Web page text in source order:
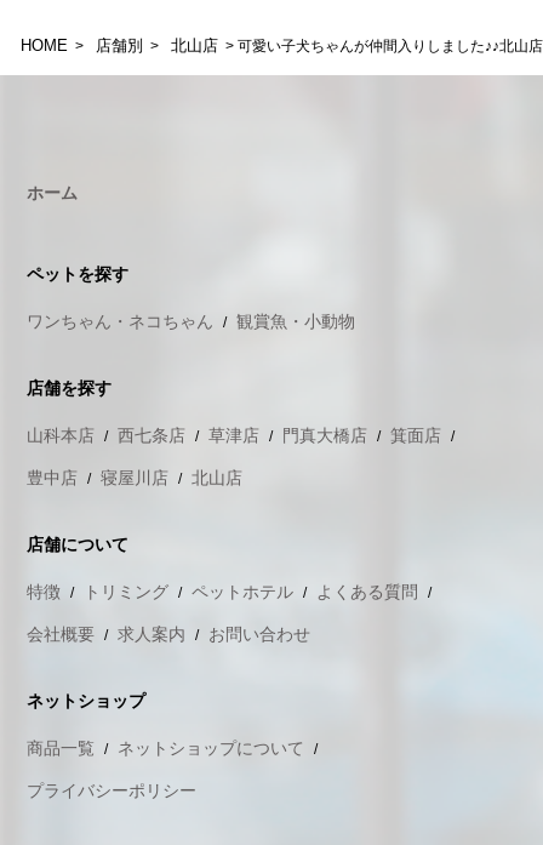
HOME > 店舗別 > 北山店 > 可愛い子犬ちゃんが仲間入りしました♪♪北山店
ホーム
ペットを探す
ワンちゃん・ネコちゃん 観賞魚・小動物
店舗を探す
山科本店 西七条店 草津店 門真大橋店 箕面店
豊中店 寝屋川店 北山店
店舗について
特徴 トリミング ペットホテル よくある質問
会社概要 求人案内 お問い合わせ
ネットショップ
商品一覧 ネットショップについて
プライバシーポリシー